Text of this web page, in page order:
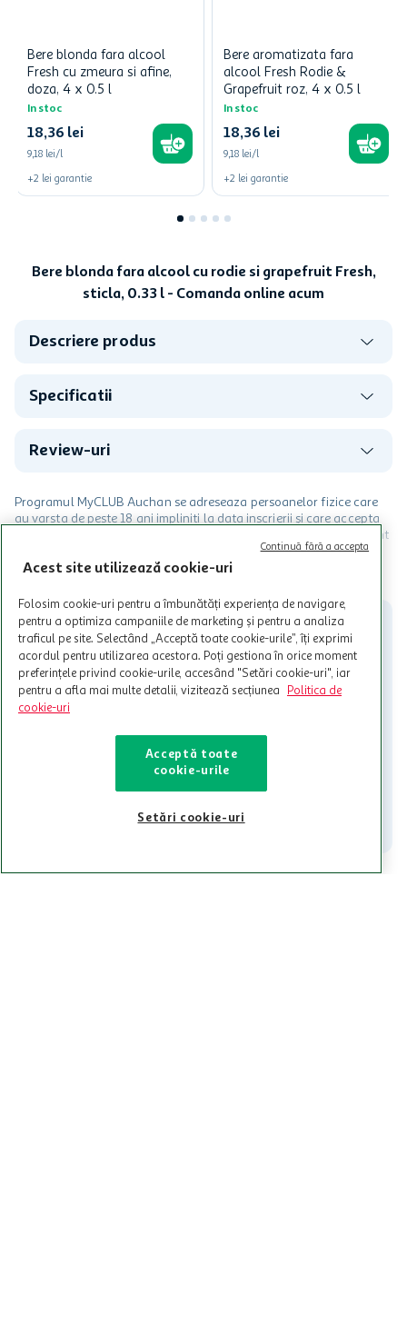
Bere blonda fara alcool
Fresh cu zmeura si afine,
doza, 4 x 0.5 l
In stoc
18,36 lei
9,18 lei/l
+2 lei garantie
Bere aromatizata fara
alcool Fresh Rodie &
Grapefruit roz, 4 x 0.5 l
In stoc
18,36 lei
9,18 lei/l
+2 lei garantie
Bere blonda fara alcool cu rodie si grapefruit Fresh,
sticla, 0.33 l - Comanda online acum
Descriere produs
Specificatii
Review-uri
Programul MyCLUB Auchan se adreseaza persoanelor fizice care
au varsta de peste 18 ani impliniti la data inscrierii și care accepta
Termenele și Condițiile Programului. Ofertele MyCLUB Auchan sunt
valabile in limita stocurilor disponibile. Beneficiile se acorda in
limita a 12 unitati / card client o singura data in perioada promotiei.
participante și pentru acțiuni promotionale indicate de Auchan si
nu poate fi utilizat in legatura cu alti comercianți sau pentru alte
activitati in afara celor mentionate in Termene si Conditii. Auchan
nu raspunde pentru imposibilitatea utilizarii Cardului in perioada in
care aceste este suspendat sau in perioada in care sunt efectuate
intretineri sau reparatii tehnice la sistemul de utilizarea al Cardului.
CITESTE MAI MULT
Iti stam mereu la dispozitie.
021-9141 contact@auchan.ro
Contact
Acest site utilizează cookie-uri
Folosim cookie-uri pentru a îmbunătăți experiența de navigare,
pentru a optimiza campaniile de marketing și pentru a analiza
traficul pe site. Selectând „Acceptă toate cookie-urile”, îți exprimi
acordul pentru utilizarea acestora. Poți gestiona în orice moment
preferințele privind cookie-urile, accesând "Setări cookie-uri", iar
pentru a afla mai multe detalii, vizitează secțiunea
Politica de
cookie-uri
Acceptă toate
cookie-urile
Setări cookie-uri
Continuă fără a accepta